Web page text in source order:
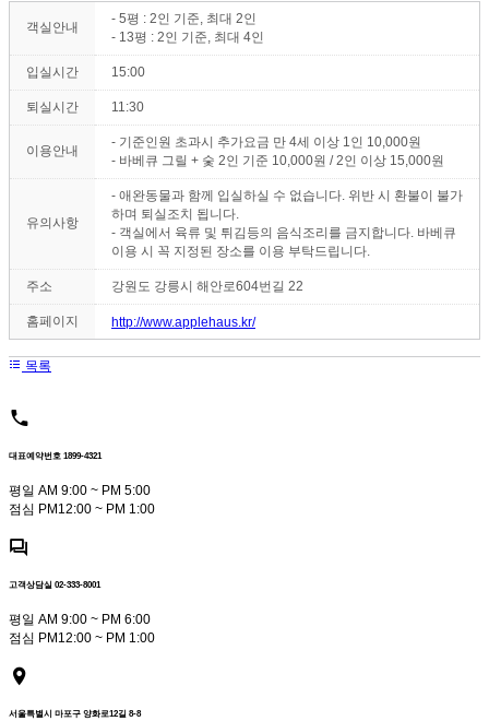
객실안내
- 5평 : 2인 기준, 최대 2인
- 13평 : 2인 기준, 최대 4인
입실시간 15:00
퇴실시간 11:30
이용안내
- 기준인원 초과시 추가요금 만 4세 이상 1인 10,000원
- 바베큐 그릴 + 숯 2인 기준 10,000원 / 2인 이상 15,000원
유의사항
- 애완동물과 함께 입실하실 수 없습니다. 위반 시 환불이 불가
하며 퇴실조치 됩니다.
- 객실에서 육류 및 튀김등의 음식조리를 금지합니다. 바베큐
이용 시 꼭 지정된 장소를 이용 부탁드립니다.
주소 강원도 강릉시 해안로604번길 22
홈페이지 http://www.applehaus.kr/
목록
대표예약번호 1899-4321
평일 AM 9:00 ~ PM 5:00
점심 PM12:00 ~ PM 1:00
고객상담실 02-333-8001
평일 AM 9:00 ~ PM 6:00
점심 PM12:00 ~ PM 1:00
서울특별시 마포구 양화로12길 8-8